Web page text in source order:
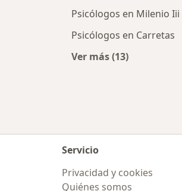
Psicólogos en Milenio Iii
Psicólogos en Carretas
Ver más (13)
Servicio
Privacidad y cookies
Quiénes somos